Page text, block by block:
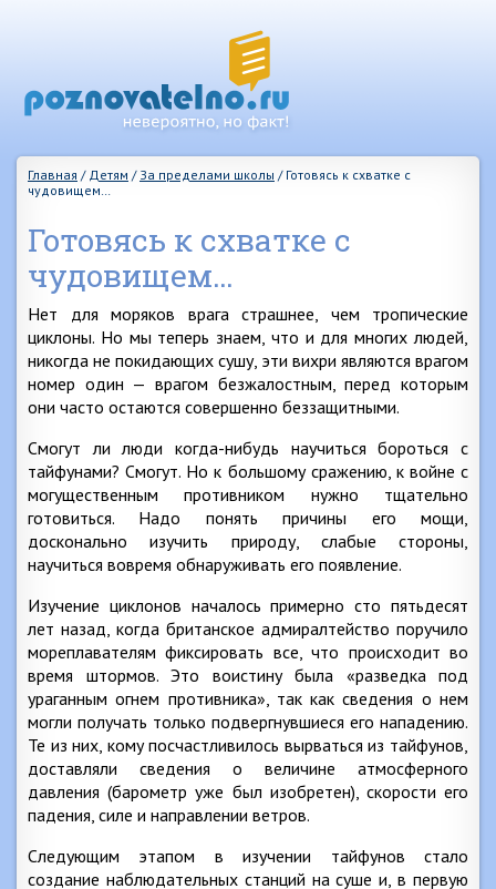
Главная / Детям / За пределами школы / Готовясь к схватке с
чудовищем…
Готовясь к схватке с
чудовищем…
Нет для моряков врага страшнее, чем тропические
циклоны. Но мы теперь знаем, что и для многих людей,
никогда не покидающих сушу, эти вихри являются врагом
номер один — врагом безжалостным, перед которым
они часто остаются совершенно беззащитными.
Смогут ли люди когда-нибудь научиться бороться с
тайфунами? Смогут. Но к большому сражению, к войне с
могущественным противником нужно тщательно
готовиться. Надо понять причины его мощи,
досконально изучить природу, слабые стороны,
научиться вовремя обнаруживать его появление.
Изучение циклонов началось примерно сто пятьдесят
лет назад, когда британское адмиралтейство поручило
мореплавателям фиксировать все, что происходит во
время штормов. Это воистину была «разведка под
ураганным огнем противника», так как сведения о нем
могли получать только подвергнувшиеся его нападению.
Те из них, кому посчастливилось вырваться из тайфунов,
доставляли сведения о величине атмосферного
давления (барометр уже был изобретен), скорости его
падения, силе и направлении ветров.
Следующим этапом в изучении тайфунов стало
создание наблюдательных станций на суше и, в первую